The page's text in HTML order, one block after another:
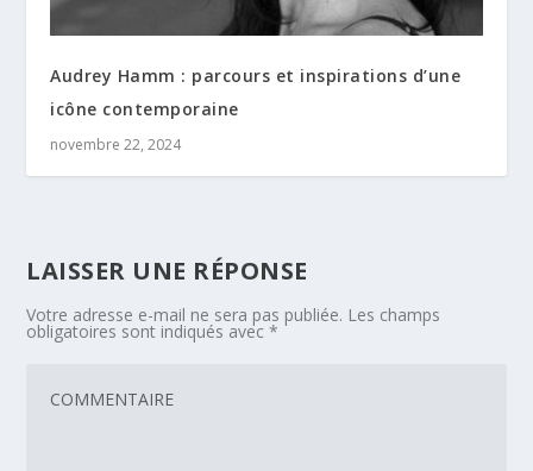
Audrey Hamm : parcours et inspirations d’une
icône contemporaine
novembre 22, 2024
LAISSER UNE RÉPONSE
Votre adresse e-mail ne sera pas publiée. Les champs
obligatoires sont indiqués avec*